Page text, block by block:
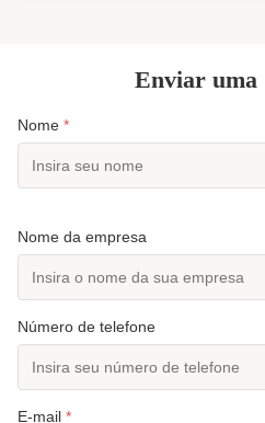
Enviar uma
Nome *
Nome da empresa
Número de telefone
E-mail *